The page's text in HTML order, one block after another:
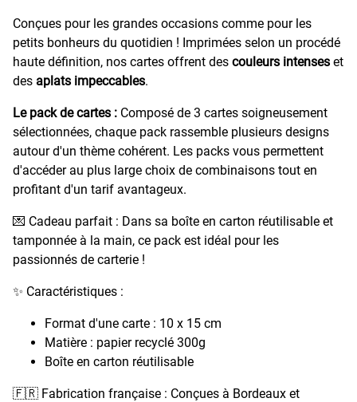
Conçues pour les grandes occasions comme pour les
petits bonheurs du quotidien ! Imprimées selon un procédé
haute définition, nos cartes offrent des couleurs intenses et
des aplats impeccables.
Le pack de cartes : Composé de 3 cartes soigneusement
sélectionnées, chaque pack rassemble plusieurs designs
autour d'un thème cohérent. Les packs vous permettent
d'accéder au plus large choix de combinaisons tout en
profitant d'un tarif avantageux.
💌 Cadeau parfait : Dans sa boîte en carton réutilisable et
tamponnée à la main, ce pack est idéal pour les
passionnés de carterie !
✨ Caractéristiques :
Format d'une carte : 10 x 15 cm
Matière : papier recyclé 300g
Boîte en carton réutilisable
🇫🇷 Fabrication française : Conçues à Bordeaux et